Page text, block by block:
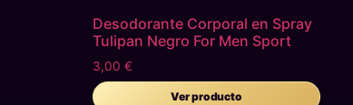
Desodorante Corporal en Spray
Tulipan Negro For Men Sport
3,00 €
Ver producto